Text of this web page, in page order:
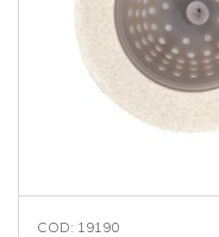
COD: 19190